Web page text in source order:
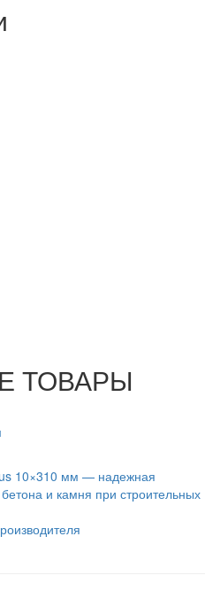
ТОВАРЫ
10×310 мм — надежная
и камня при строительных